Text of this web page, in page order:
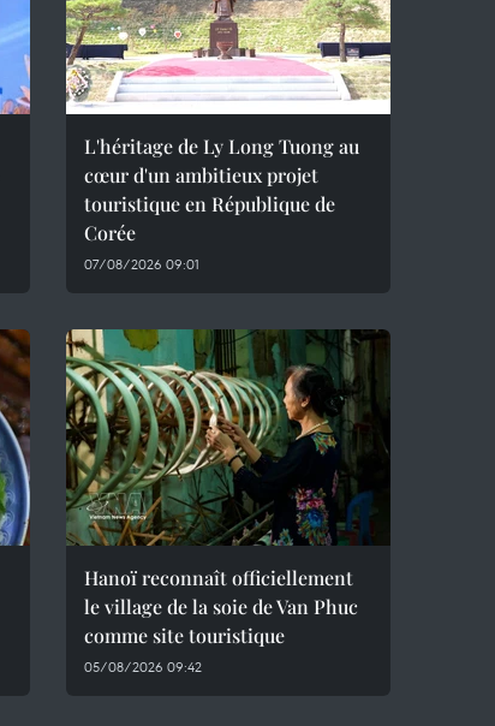
L'héritage de Ly Long Tuong au
cœur d'un ambitieux projet
touristique en République de
Corée
07/08/2026 09:01
Hanoï reconnaît officiellement
le village de la soie de Van Phuc
comme site touristique
05/08/2026 09:42